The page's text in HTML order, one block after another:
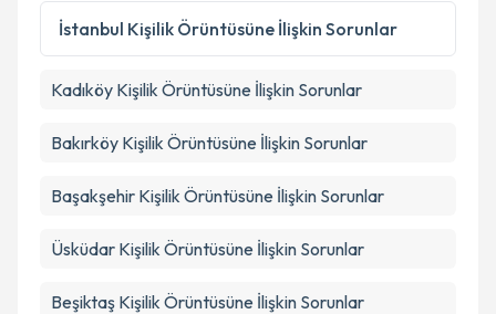
İstanbul Kişilik Örüntüsüne İlişkin Sorunlar
Kadıköy Kişilik Örüntüsüne İlişkin Sorunlar
Bakırköy Kişilik Örüntüsüne İlişkin Sorunlar
Başakşehir Kişilik Örüntüsüne İlişkin Sorunlar
Üsküdar Kişilik Örüntüsüne İlişkin Sorunlar
Beşiktaş Kişilik Örüntüsüne İlişkin Sorunlar